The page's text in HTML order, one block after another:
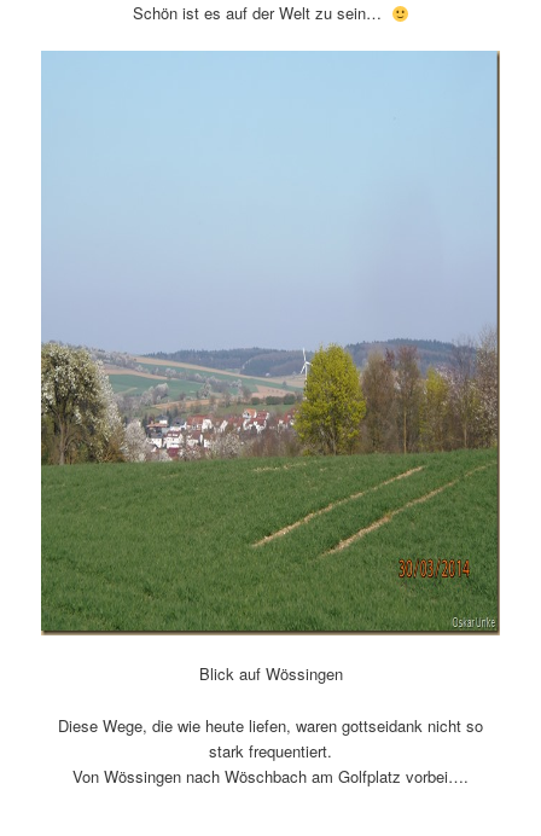
Schön ist es auf der Welt zu sein…
Blick auf Wössingen
Diese Wege, die wie heute liefen, waren gottseidank nicht so
stark frequentiert.
Von Wössingen nach Wöschbach am Golfplatz vorbei….